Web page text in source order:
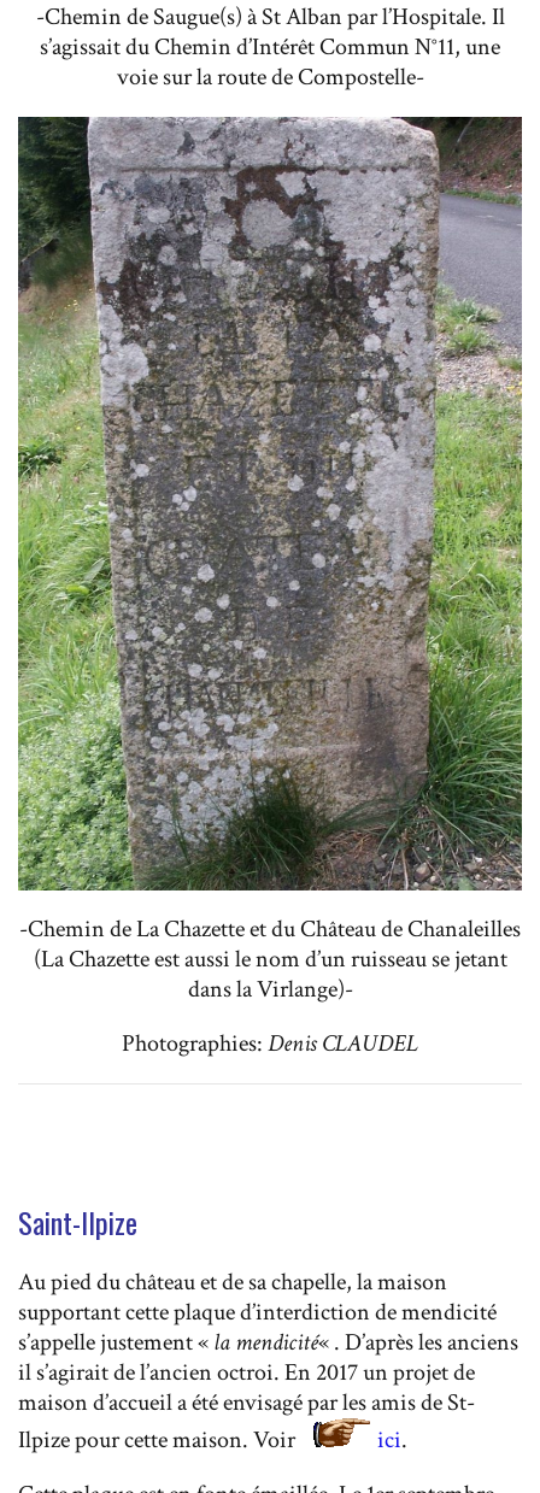
-Chemin de Saugue(s) à St Alban par l’Hospitale. Il
s’agissait du Chemin d’Intérêt Commun N°11, une
voie sur la route de Compostelle-
-Chemin de La Chazette et du Château de Chanaleilles
(La Chazette est aussi le nom d’un ruisseau se jetant
dans la Virlange)-
Photographies:Denis CLAUDEL
Saint-Ilpize
Au pied du château et de sa chapelle, la maison
supportant cette plaque d’interdiction de mendicité
s’appelle justement «la mendicité« . D’après les anciens
il s’agirait de l’ancien octroi. En 2017 un projet de
maison d’accueil a été envisagé par les amis de St-
Ilpize pour cette maison. Voir
ici.